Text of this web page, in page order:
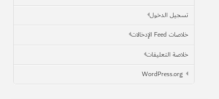
تسجيل الدخول
خلاصات Feed الإدخالات
خلاصة التعليقات
WordPress.org